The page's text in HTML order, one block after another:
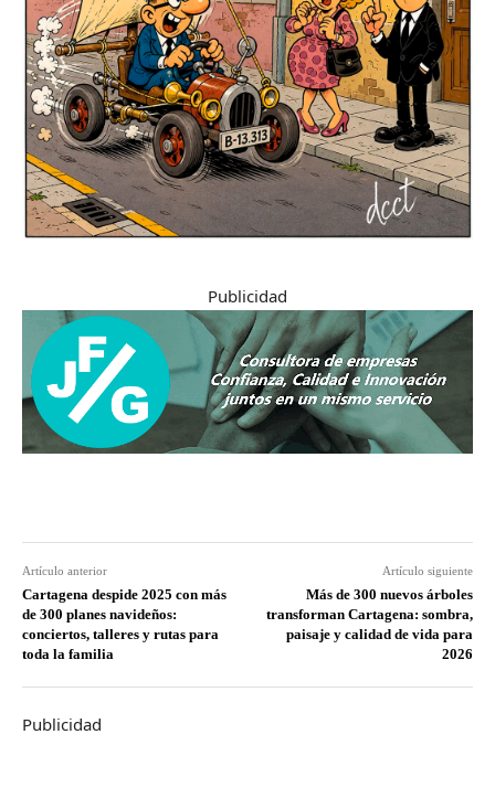
Publicidad
Artículo anterior
Cartagena despide 2025 con más
de 300 planes navideños:
conciertos, talleres y rutas para
toda la familia
Artículo siguiente
Más de 300 nuevos árboles
transforman Cartagena: sombra,
paisaje y calidad de vida para
2026
Publicidad